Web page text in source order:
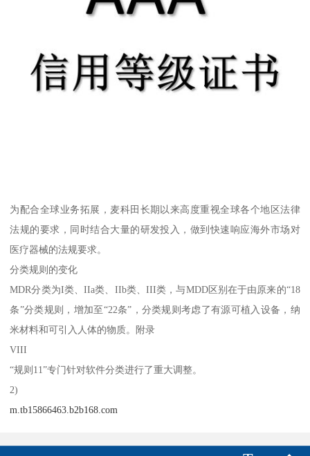
为配合全球业务拓展，麦科田长期以来高度重视全球各个地区法律
法规的要求，同时结合大量的研发投入，做到快速响应海外市场对
医疗器械的法规要求。
分类规则的变化
MDR分类为I类、IIa类、IIb类、III类，与MDD区别在于由原来的“18
条”分类规则，增加至“22条”，分类规则考虑了有源可植入设备，纳
米材料和可引入人体的物质。附录
VIII
“规则11”专门针对软件分类进行了重大调整。
2)
m.tb15866463.b2b168.com